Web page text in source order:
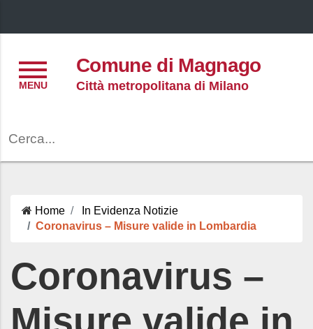
Comune di Magnago
Città metropolitana di Milano
Home In Evidenza Notizie
Coronavirus – Misure valide in Lombardia
Coronavirus –
Misure valide in